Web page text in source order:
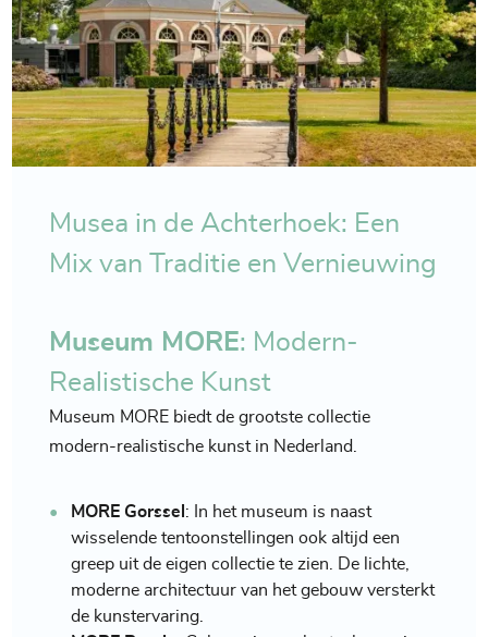
Musea in de Achterhoek: Een
Mix van Traditie en Vernieuwing
Museum MORE: Modern-
Realistische Kunst
Museum MORE biedt de grootste collectie
modern-realistische kunst in Nederland.
MORE Gorssel : In het museum is naast
wisselende tentoonstellingen ook altijd een
greep uit de eigen collectie te zien. De lichte,
moderne architectuur van het gebouw versterkt
de kunstervaring.